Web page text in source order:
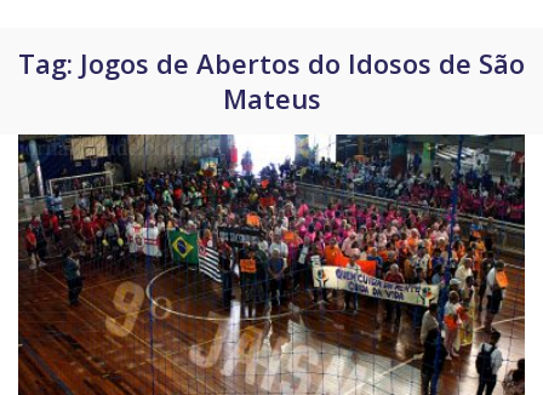
Tag: Jogos de Abertos do Idosos de São
Mateus